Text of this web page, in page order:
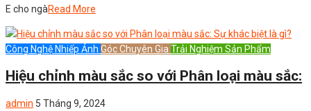
E cho ngàRead More
Công Nghệ Nhiếp Ảnh Góc Chuyên Gia Trải Nghiệm Sản Phẩm
Hiệu chỉnh màu sắc so với Phân loại màu sắc:
admin 5 Tháng 9, 2024